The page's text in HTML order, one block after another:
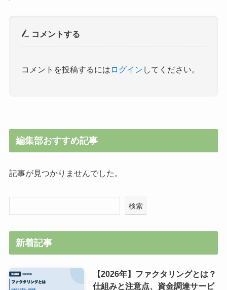
コメントする
コメントを投稿するには ログイン してください。
編集部おすすめ記事
記事が見つかりませんでした。
検索
新着記事
【2026年】ファクタリングとは？
仕組みと注意点、資金調達サービ